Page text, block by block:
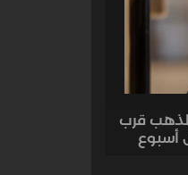
قرب
أسبوع